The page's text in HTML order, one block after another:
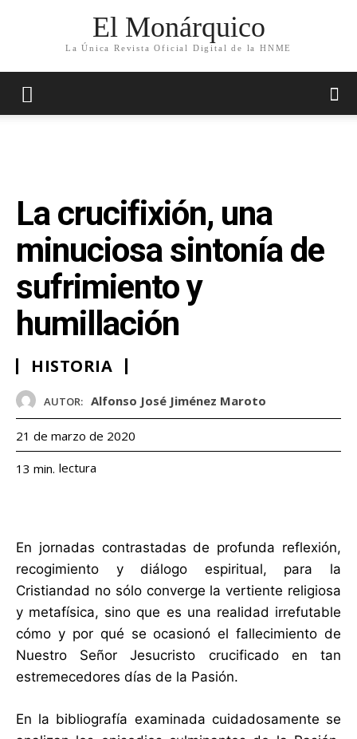
El Monárquico
La Única Revista Oficial Digital de la HNME
La crucifixión, una
minuciosa sintonía de
sufrimiento y
humillación
HISTORIA
AUTOR: Alfonso José Jiménez Maroto
21 de marzo de 2020
13 min. lectura
En jornadas contrastadas de profunda reflexión,
recogimiento y diálogo espiritual, para la
Cristiandad no sólo converge la vertiente religiosa
y metafísica, sino que es una realidad irrefutable
cómo y por qué se ocasionó el fallecimiento de
Nuestro Señor Jesucristo crucificado en tan
estremecedores días de la Pasión.
En la bibliografía examinada cuidadosamente se